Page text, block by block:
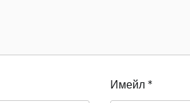
Имейл *